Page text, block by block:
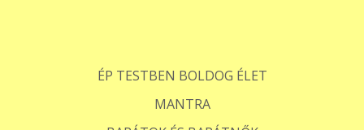
ÉP TESTBEN BOLDOG ÉLET
MANTRA